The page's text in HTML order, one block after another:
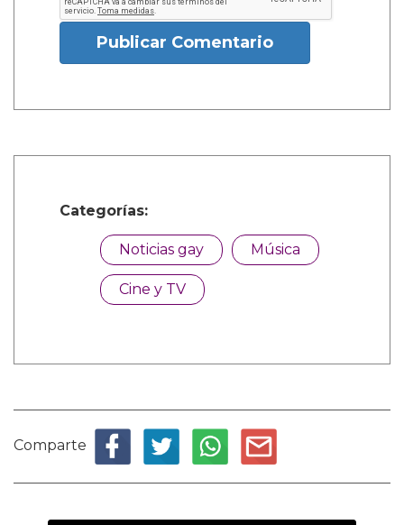
Publicar Comentario
Categorías:
Noticias gay Música
Cine y TV
Comparte